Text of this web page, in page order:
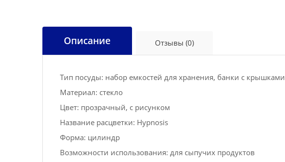
Описание Отзывы (0)
Тип посуды: набор емкостей для хранения, банки с крышками
Материал: стекло
Цвет: прозрачный, с рисунком
Название расцветки: Hypnosis
Форма: цилиндр
Возможности использования: для сыпучих продуктов